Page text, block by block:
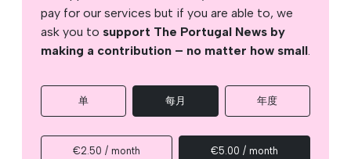
pay for our services but if you are able to, we
ask you to support The Portugal News by
making a contribution – no matter how small.
单 每月 年度
€2.50 / month €5.00 / month